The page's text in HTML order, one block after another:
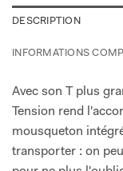
DESCRIPTION
INFORMATIONS
Avec son T plus
Tension rend
mousqueton
transporter : on